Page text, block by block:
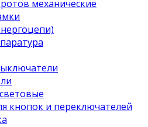
механические
кнопок и переключателей